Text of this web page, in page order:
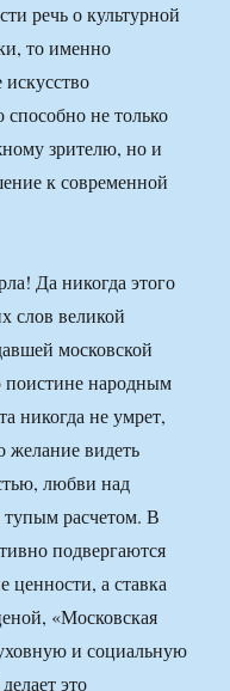
речь о культурной
то именно
не только
зрителю, но и
к современной
Да никогда этого
слов великой
московской
поистине народным
никогда не умрет,
желание видеть
любви над
расчетом. В
подвергаются
ценности, а ставка
«Московская
и социальную
это